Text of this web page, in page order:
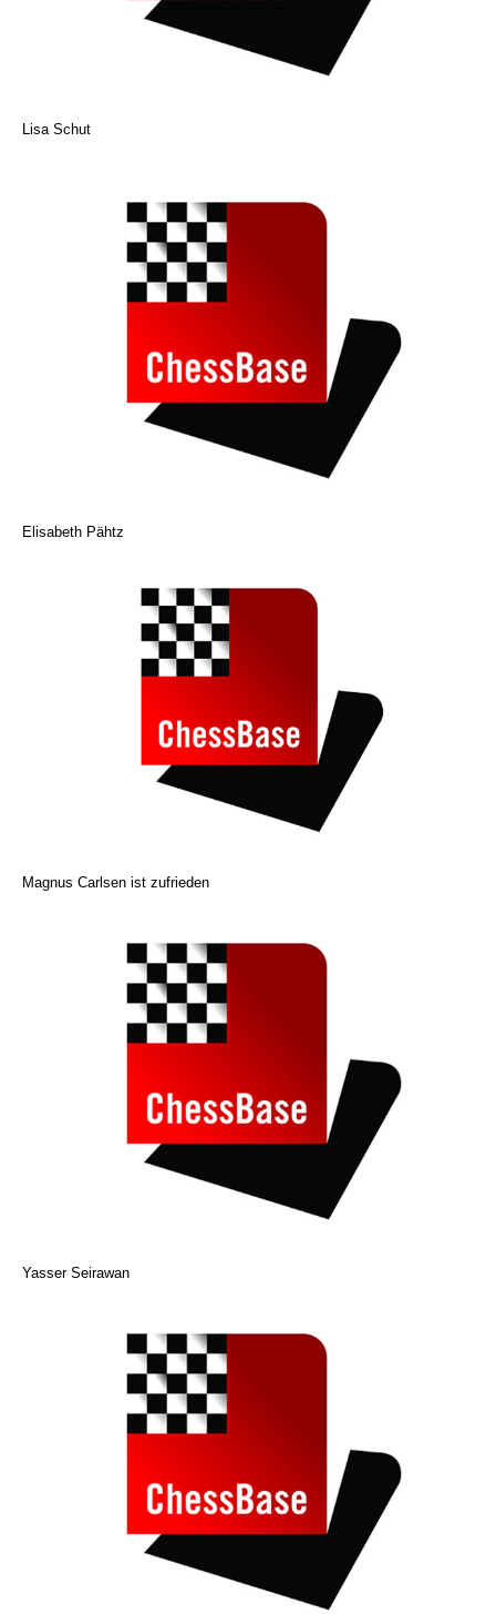
Lisa Schut
Elisabeth Pähtz
Magnus Carlsen ist zufrieden
Yasser Seirawan